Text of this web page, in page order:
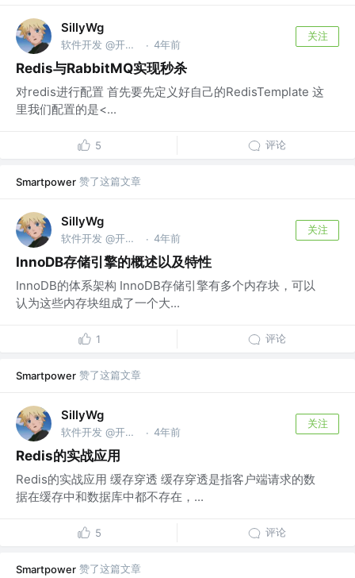
SillyWg
软件开发 @开水团 · 4年前
关注
Redis与RabbitMQ实现秒杀
对redis进行配置 首先要先定义好自己的RedisTemplate 这
里我们配置的是<...
5 评论
Smartpower 赞了这篇文章
SillyWg
软件开发 @开水团 · 4年前
关注
InnoDB存储引擎的概述以及特性
InnoDB的体系架构 InnoDB存储引擎有多个内存块，可以
认为这些内存块组成了一个大...
1 评论
Smartpower 赞了这篇文章
SillyWg
软件开发 @开水团 · 4年前
关注
Redis的实战应用
Redis的实战应用 缓存穿透 缓存穿透是指客户端请求的数
据在缓存中和数据库中都不存在，...
5 评论
Smartpower 赞了这篇文章